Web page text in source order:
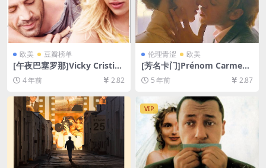
欧美 豆瓣榜单
[午夜巴塞罗那]Vicky Cristina
Barcelona (2008)[百度网盘
+迅雷云盘资源1080P超清未
4 年前 2.82
伦理青涩 欧美
[芳名卡门]Prénom Carmen
(1983)[百度网盘+迅雷云盘资
源1080P超清未删减][MP4/5
5 年前 2.87
VIP